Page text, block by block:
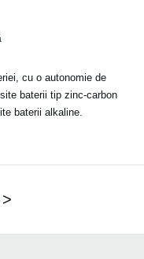
cu o autonomie de
baterii tip zinc-carbon
baterii alkaline.